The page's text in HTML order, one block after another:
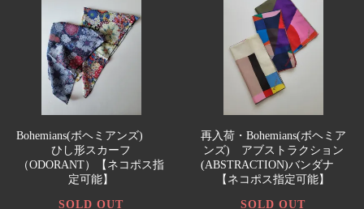
Bohemians(ボヘミアンズ)
ひし形スカーフ
（ODORANT）【ネコポス指
定可能】
SOLD OUT
再入荷・Bohemians(ボヘミア
ンズ) アブストラクション
(ABSTRACTION)バンダナ
【ネコポス指定可能】
SOLD OUT